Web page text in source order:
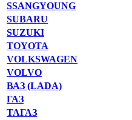
SSANGYOUNG
SUBARU
SUZUKI
TOYOTA
VOLKSWAGEN
VOLVO
ВАЗ (LADA)
ГАЗ
ТАГАЗ